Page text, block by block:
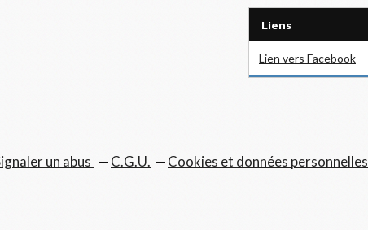
Liens
Lien vers Facebook
un abus C.G.U. Cookies et données personnelles